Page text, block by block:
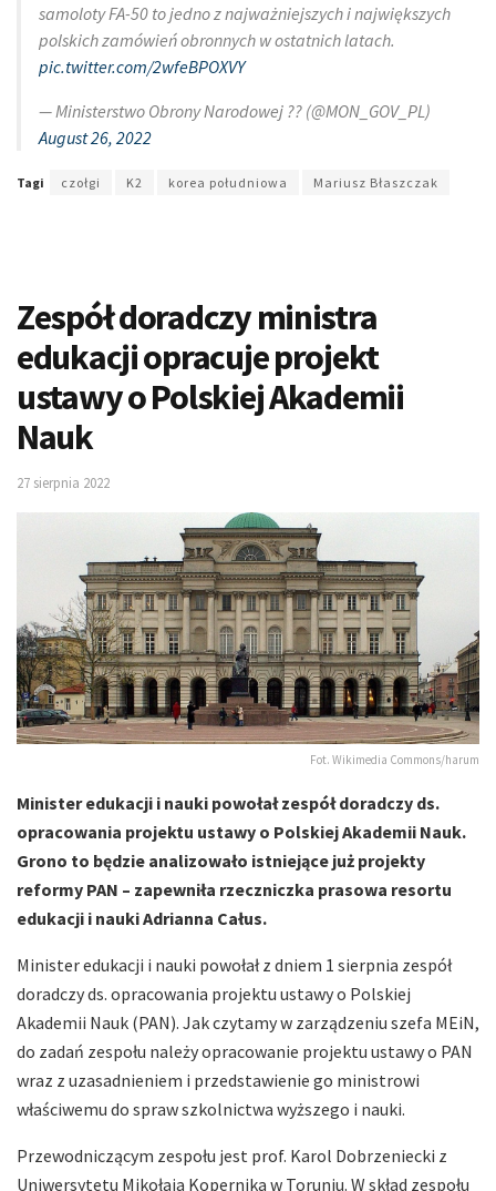
samoloty FA-50 to jedno z najważniejszych i największych
polskich zamówień obronnych w ostatnich latach.
pic.twitter.com/2wfeBPOXVY
— Ministerstwo Obrony Narodowej ?? (@MON_GOV_PL)
August 26, 2022
Tagi czołgi K2 korea południowa Mariusz Błaszczak
Zespół doradczy ministra
edukacji opracuje projekt
ustawy o Polskiej Akademii
Nauk
27 sierpnia 2022
Fot. Wikimedia Commons/harum
Minister edukacji i nauki powołał zespół doradczy ds.
opracowania projektu ustawy o Polskiej Akademii Nauk.
Grono to będzie analizowało istniejące już projekty
reformy PAN – zapewniła rzeczniczka prasowa resortu
edukacji i nauki Adrianna Całus.
Minister edukacji i nauki powołał z dniem 1 sierpnia zespół
doradczy ds. opracowania projektu ustawy o Polskiej
Akademii Nauk (PAN). Jak czytamy w zarządzeniu szefa MEiN,
do zadań zespołu należy opracowanie projektu ustawy o PAN
wraz z uzasadnieniem i przedstawienie go ministrowi
właściwemu do spraw szkolnictwa wyższego i nauki.
Przewodniczącym zespołu jest prof. Karol Dobrzeniecki z
Uniwersytetu Mikołaja Kopernika w Toruniu. W skład zespołu